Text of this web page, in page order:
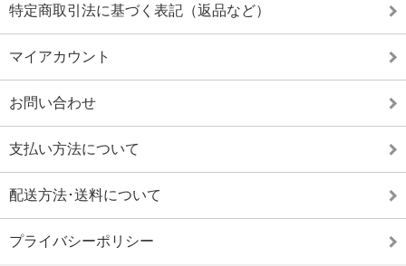
特定商取引法に基づく表記（返品など）
マイアカウント
お問い合わせ
支払い方法について
配送方法･送料について
プライバシーポリシー